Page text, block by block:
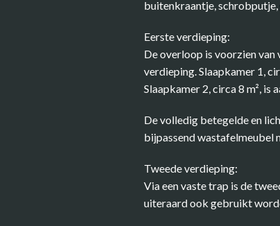
buitenkraantje, schrobputje,
Eerste verdieping:
De overloop is voorzien
verdieping. Slaapkamer 1,
Slaapkamer 2, circa 8 m², is
De volledig betegelde en
bijpassend wastafelmeubel
Tweede verdieping:
Via een vaste trap is de
uiteraard ook gebruikt